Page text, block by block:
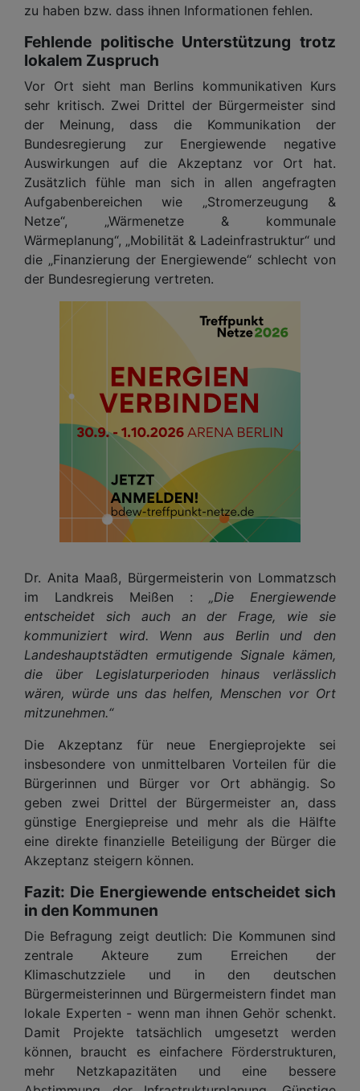
zu haben bzw. dass ihnen Informationen fehlen.
Fehlende politische Unterstützung trotz
lokalem Zuspruch
Vor Ort sieht man Berlins kommunikativen Kurs
sehr kritisch. Zwei Drittel der Bürgermeister sind
der Meinung, dass die Kommunikation der
Bundesregierung zur Energiewende negative
Auswirkungen auf die Akzeptanz vor Ort hat.
Zusätzlich fühle man sich in allen angefragten
Aufgabenbereichen wie „Stromerzeugung &
Netze“, „Wärmenetze & kommunale
Wärmeplanung“, „Mobilität & Ladeinfrastruktur“ und
die „Finanzierung der Energiewende“ schlecht von
der Bundesregierung vertreten.
Dr. Anita Maaß, Bürgermeisterin von Lommatzsch
im Landkreis Meißen : „Die Energiewende
entscheidet sich auch an der Frage, wie sie
kommuniziert wird. Wenn aus Berlin und den
Landeshauptstädten ermutigende Signale kämen,
die über Legislaturperioden hinaus verlässlich
wären, würde uns das helfen, Menschen vor Ort
mitzunehmen.“
Die Akzeptanz für neue Energieprojekte sei
insbesondere von unmittelbaren Vorteilen für die
Bürgerinnen und Bürger vor Ort abhängig. So
geben zwei Drittel der Bürgermeister an, dass
günstige Energiepreise und mehr als die Hälfte
eine direkte finanzielle Beteiligung der Bürger die
Akzeptanz steigern können.
Fazit: Die Energiewende entscheidet sich
in den Kommunen
Die Befragung zeigt deutlich: Die Kommunen sind
zentrale Akteure zum Erreichen der
Klimaschutzziele und in den deutschen
Bürgermeisterinnen und Bürgermeistern findet man
lokale Experten - wenn man ihnen Gehör schenkt.
Damit Projekte tatsächlich umgesetzt werden
können, braucht es einfachere Förderstrukturen,
mehr Netzkapazitäten und eine bessere